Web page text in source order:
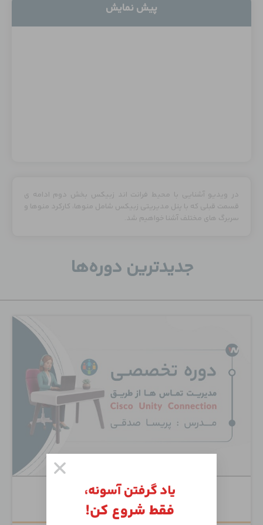
پیش نمایش
در ویدیو آشنایی با محیط فرانت اند زبیکس بخش دوم ادامه ی
قسمت قبلی که با پنل مدیریتی زبیکس شامل منوها، کارکرد منوها و
سربرگ های مختلف آشنا خواهیم شد.
جدید‌ترین دوره‌ها
Cisco Unity Connection